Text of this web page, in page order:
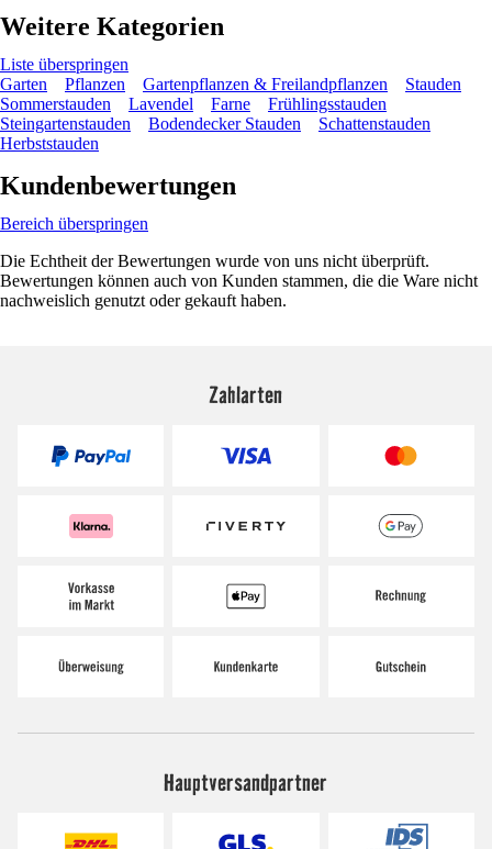
Weitere Kategorien
Liste überspringen
Garten
Pflanzen Gartenpflanzen & Freilandpflanzen
Stauden
Sommerstauden
Lavendel Farne
Frühlingsstauden
Steingartenstauden
Bodendecker Stauden
Schattenstauden
Herbststauden
Kundenbewertungen
Bereich überspringen
Die Echtheit der Bewertungen wurde von uns nicht überprüft.
Bewertungen können auch von Kunden stammen, die die Ware nicht
nachweislich genutzt oder gekauft haben.
Zahlarten
Hauptversandpartner